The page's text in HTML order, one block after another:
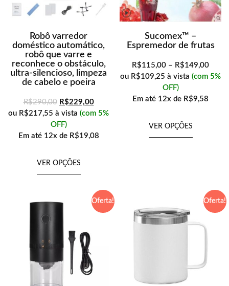
Robô varredor
doméstico automático,
robô que varre e
reconhece o obstáculo,
ultra-silencioso, limpeza
de cabelo e poeira
R$290,00 R$229,00
ou R$217,55 à vista (com 5%
OFF)
Em até 12x deR$19,08
VER OPÇÕES
Sucomex™ –
Espremedor de frutas
R$115,00 – R$149,00
ou R$109,25 à vista (com 5%
OFF)
Em até 12x de R$9,58
VER OPÇÕES
Oferta! Oferta!